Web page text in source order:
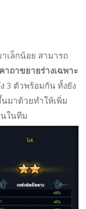
ล็กน้อย สามารถ
คาถาขยายร่างเฉพาะ
3 ตัวพร้อมกัน ทั้งยัง
มาด้วยทำให้เพิ่ม
ในทีม